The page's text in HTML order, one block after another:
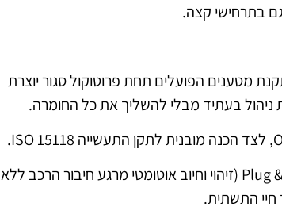
בתרחישי קצה.
מטענים הפועלים תחת פרוטוקול סגור יוצרת
שילוב טכנולוגי זה מאפשר תמיכה עתידית בטכנולוגיית Plug & Charge (זיהוי וחיוב אוטומטי מרגע חיבור הרכב ללא
התשתית.